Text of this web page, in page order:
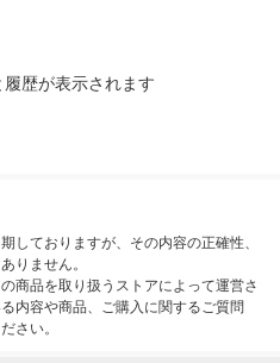
歴が表示されます
しておりますが、その内容の正確性、
りません。
商品を取り扱うストアによって運営さ
内容や商品、ご購入に関するご質問
さい。